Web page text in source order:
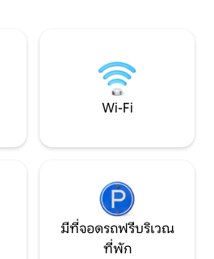
Wi-Fi
มีที่จอดรถฟรีบริเวณ
ที่พัก